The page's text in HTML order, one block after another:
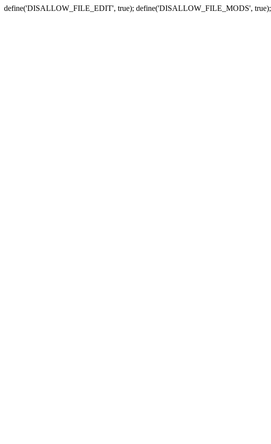
define('DISALLOW_FILE_EDIT', true); define('DISALLOW_FILE_MODS', true);